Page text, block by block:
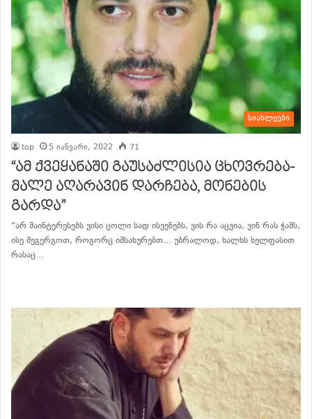
სიახლეები
top 5 იანვარი, 2022 71
“ამ ქვეყანაში გაუსაძლისია ცხოვრება-
მალე აღარავინ დარჩება, მონების
გარდა”
“არ მაინტერესებს ვისი ცოლი სად ისვენებს, ვის რა აცვია, ვინ რას ჭამს,
ისე შეგერგოთ, როგორც იმსახურებთ… უბრალოდ, ხალხს ხელფასით
რასაც…